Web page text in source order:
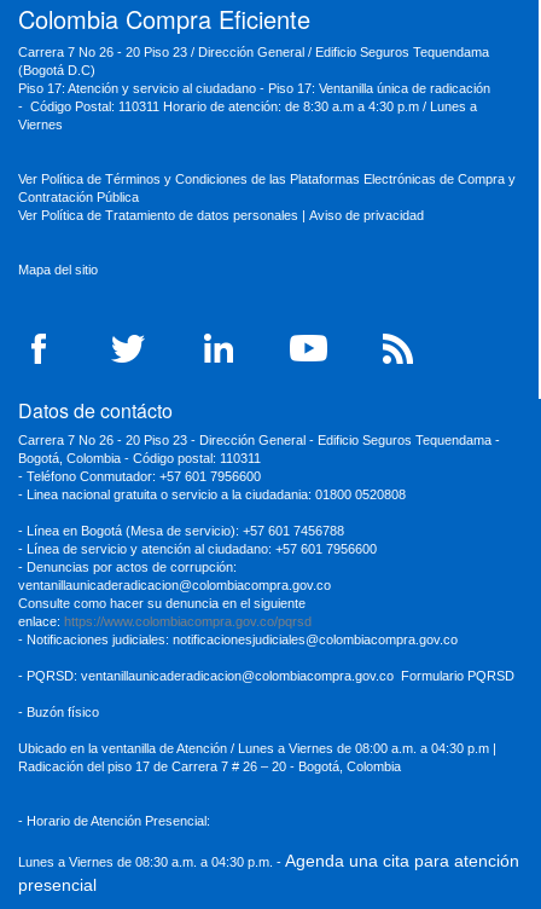
Colombia Compra Eficiente
Carrera 7 No 26 - 20 Piso 23 / Dirección General / Edificio Seguros Tequendama
(Bogotá D.C)
Piso 17: Atención y servicio al ciudadano - Piso 17: Ventanilla única de radicación
- Código Postal: 110311 Horario de atención: de 8:30 a.m a 4:30 p.m / Lunes a
Viernes
Ver Política de Términos y Condiciones de las Plataformas Electrónicas de Compra y
Contratación Pública
Ver Política de Tratamiento de datos personales | Aviso de privacidad
Mapa del sitio
Datos de contácto
Carrera 7 No 26 - 20 Piso 23 - Dirección General - Edificio Seguros Tequendama -
Bogotá, Colombia - Código postal: 110311
- Teléfono Conmutador: +57 601 7956600
- Linea nacional gratuita o servicio a la ciudadania: 01800 0520808
- Línea en Bogotá (Mesa de servicio): +57 601 7456788
- Línea de servicio y atención al ciudadano: +57 601 7956600
- Denuncias por actos de corrupción:
ventanillaunicaderadicacion@colombiacompra.gov.co
Consulte como hacer su denuncia en el siguiente
enlace: https://www.colombiacompra.gov.co/pqrsd
- Notificaciones judiciales: notificacionesjudiciales@colombiacompra.gov.co
- PQRSD: ventanillaunicaderadicacion@colombiacompra.gov.co Formulario PQRSD
- Buzón físico
Ubicado en la ventanilla de Atención / Lunes a Viernes de 08:00 a.m. a 04:30 p.m |
Radicación del piso 17 de Carrera 7 # 26 – 20 - Bogotá, Colombia
- Horario de Atención Presencial:
Lunes a Viernes de 08:30 a.m. a 04:30 p.m. - Agenda una cita para atención
presencial